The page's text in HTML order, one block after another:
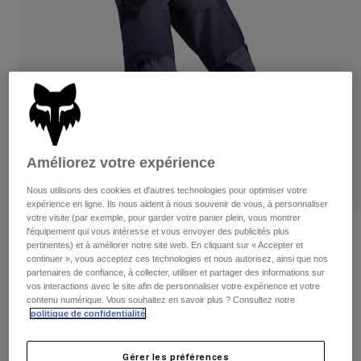
Shorts
Vestes
Protections
Masques
Chaussettes
Accessoires
Pantalons
Vestes
Chaussettes
Sacs et accessoires
Pièces de rechange
Femme
Vestes
Pantalons
Chemises
Voir tout
Enfants
Voir tout
Moto
Casques
Maillots
Pantalons
Bottes
Protections
Gants
Masques
Avis
Pantalon 180 Shield
Article n°36347
Price reduced from
149,99 €to104,99 € 30% OFF
Améliorez votre expérience
Nous utilisons des cookies et d'autres technologies pour optimiser votre
expérience en ligne. Ils nous aident à nous souvenir de vous, à personnaliser
votre visite (par exemple, pour garder votre panier plein, vous montrer
l'équipement qui vous intéresse et vous envoyer des publicités plus
pertinentes) et à améliorer notre site web. En cliquant sur « Accepter et
continuer », vous acceptez ces technologies et nous autorisez, ainsi que nos
partenaires de confiance, à collecter, utiliser et partager des informations sur
vos interactions avec le site afin de personnaliser votre expérience et votre
contenu numérique. Vous souhaitez en savoir plus ? Consultez notre
politique de confidentialité
Gérer les préférences